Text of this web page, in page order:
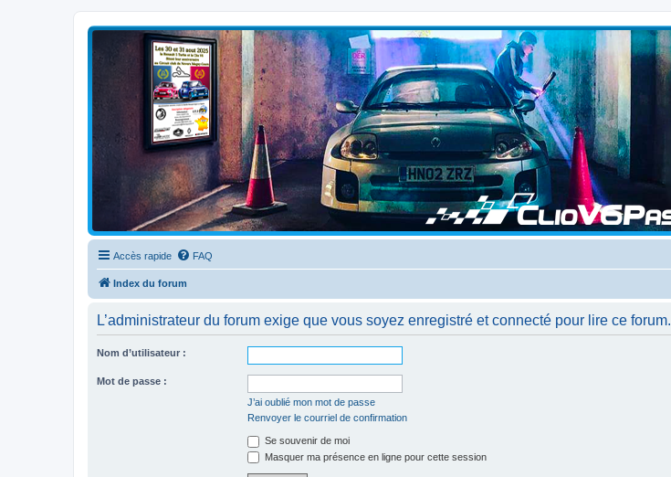
Clio V6 Passion
Le site français des passionnés de Clio V6
Accès rapide FAQ
Index du forum
L’administrateur du forum exige que vous soyez enregistré et connecté pour lire ce forum.
Nom d’utilisateur :
Mot de passe :
J’ai oublié mon mot de passe
Renvoyer le courriel de confirmation
Se souvenir de moi
Masquer ma présence en ligne pour cette session